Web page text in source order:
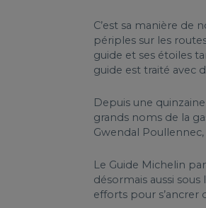
C’est sa manière de
périples sur les
guide et ses étoiles
guide est traité avec
Depuis une
grands noms de la
Gwendal
Le Guide Michelin
désormais aussi
efforts pour s’ancrer